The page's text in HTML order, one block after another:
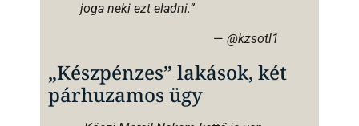
joga neki ezt eladni.”
— @kzsotl1
„Készpénzes” lakások, két
párhuzamos ügy